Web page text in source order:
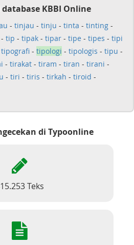
KBBI Online
- tinjau - tinju - tinta - tinting -
- tip - tipak - tipar - tipe - tipes - tipi
tipografi - tipologi - tipologis - tipu -
- tirakat - tiram - tiran - tirani -
- tiri - tiris - tirkah - tiroid -
di Typoonline
Teks